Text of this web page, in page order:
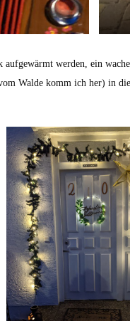
werden, ein
Walde komm ich her) in